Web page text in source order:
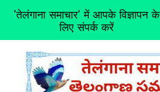
'तेलंगाना समाचार' में आपके विज्ञापन के
लिए संपर्क करें